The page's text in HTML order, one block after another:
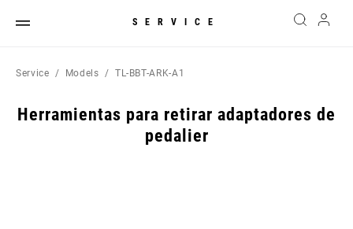
SERVICE
Service Models TL-BBT-ARK-A1
Herramientas para retirar adaptadores de
pedalier